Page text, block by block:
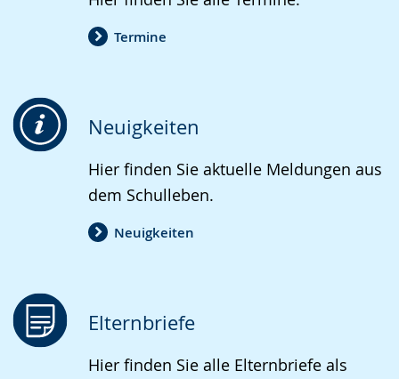
Termine
Neuigkeiten
Hier finden Sie aktuelle Meldungen aus
dem Schulleben.
Neuigkeiten
Elternbriefe
Hier finden Sie alle Elternbriefe als